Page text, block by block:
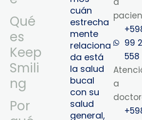
Qué
es
Keep
Smili
ng
Por
cuán
estrecha
mente
relaciona
da está
la salud
bucal
con su
salud
general,
99
558
a